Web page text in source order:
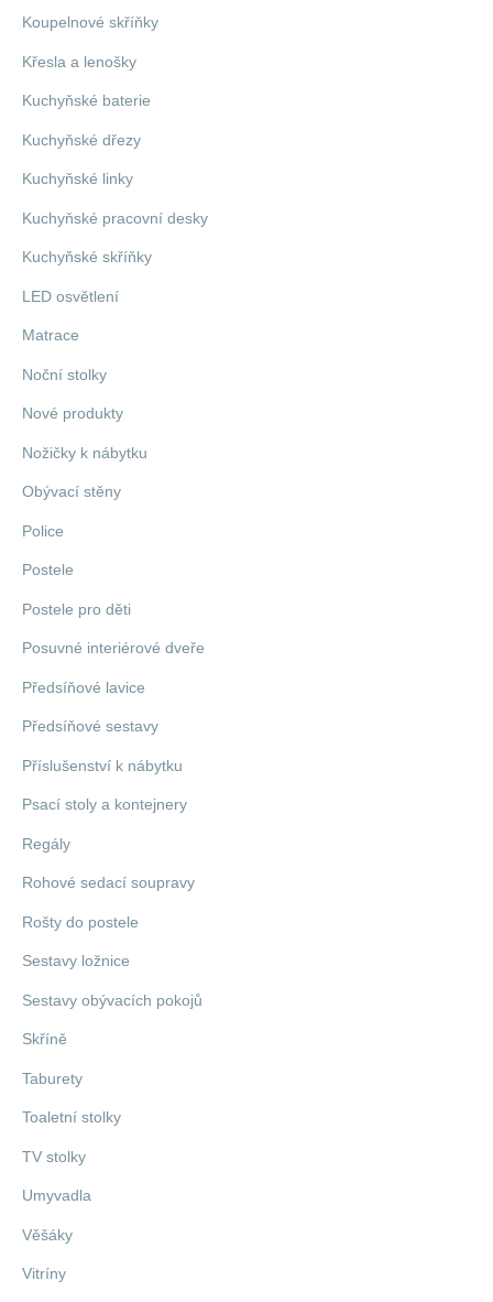
Koupelnové skříňky
Křesla a lenošky
Kuchyňské baterie
Kuchyňské dřezy
Kuchyňské linky
Kuchyňské pracovní desky
Kuchyňské skříňky
LED osvětlení
Matrace
Noční stolky
Nové produkty
Nožičky k nábytku
Obývací stěny
Police
Postele
Postele pro děti
Posuvné interiérové dveře
Předsíňové lavice
Předsíňové sestavy
Příslušenství k nábytku
Psací stoly a kontejnery
Regály
Rohové sedací soupravy
Rošty do postele
Sestavy ložnice
Sestavy obývacích pokojů
Skříně
Taburety
Toaletní stolky
TV stolky
Umyvadla
Věšáky
Vitríny